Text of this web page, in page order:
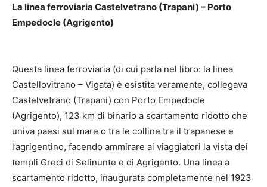
La linea ferroviaria Castelvetrano (Trapani) – Porto
Empedocle (Agrigento)
Questa linea ferroviaria (di cui parla nel libro: la linea
Castellovitrano – Vigata) è esistita veramente, collegava
Castelvetrano (Trapani) con Porto Empedocle
(Agrigento), 123 km di binario a scartamento ridotto che
univa paesi sul mare o tra le colline tra il trapanese e
l’agrigentino, facendo ammirare ai viaggiatori la vista dei
templi Greci di Selinunte e di Agrigento. Una linea a
scartamento ridotto, inaugurata completamente nel 1923